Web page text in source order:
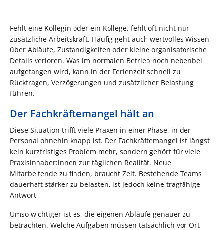
Fehlt eine Kollegin oder ein Kollege, fehlt oft nicht nur
zusätzliche Arbeitskraft. Häufig geht auch wertvolles Wissen
über Abläufe, Zuständigkeiten oder kleine organisatorische
Details verloren. Was im normalen Betrieb noch nebenbei
aufgefangen wird, kann in der Ferienzeit schnell zu
Rückfragen, Verzögerungen und zusätzlicher Belastung
führen.
Der Fachkräftemangel hält an
Diese Situation trifft viele Praxen in einer Phase, in der
Personal ohnehin knapp ist. Der Fachkräftemangel ist längst
kein kurzfristiges Problem mehr, sondern gehört für viele
Praxisinhaber:innen zur täglichen Realität. Neue
Mitarbeitende zu finden, braucht Zeit. Bestehende Teams
dauerhaft stärker zu belasten, ist jedoch keine tragfähige
Antwort.
Umso wichtiger ist es, die eigenen Abläufe genauer zu
betrachten. Welche Aufgaben müssen tatsächlich vor Ort